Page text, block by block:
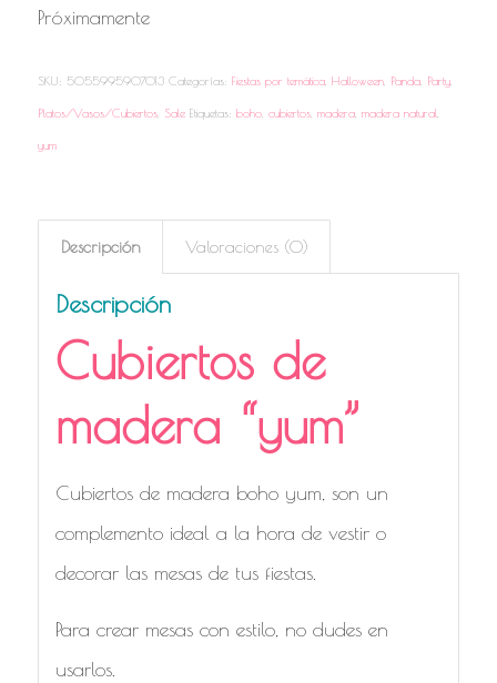
Próximamente
SKU: 5055995907013 Categorías: Fiestas por temática, Halloween, Panda, Party,
Platos/Vasos/Cubiertos, Sale Etiquetas: boho, cubiertos, madera, madera natural
yum
Descripción Valoraciones (0)
Descripción
Cubiertos de
madera “yum”
Cubiertos de madera boho yum, son un
complemento ideal a la hora de vestir o
decorar las mesas de tus fiestas.
Para crear mesas con estilo, no dudes en
usarlos.